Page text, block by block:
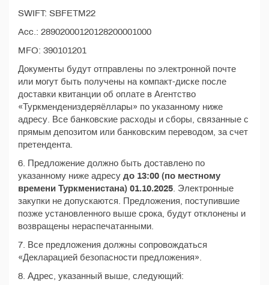
SWIFT: SBFETM22
Acc.: 28902000120128200001000
MFO: 390101201
Документы будут отправлены по электронной почте
или могут быть получены на компакт-диске после
доставки квитанции об оплате в Агентство
«Туркмендениздеряёллары» по указанному ниже
адресу. Все банковские расходы и сборы, связанные с
прямым депозитом или банковским переводом, за счет
претендента.
6. Предложение должно быть доставлено по
указанному ниже адресу до 13:00 (по местному
времени Туркменистана) 01.10.2025 . Электронные
закупки не допускаются. Предложения, поступившие
позже установленного выше срока, будут отклонены и
возвращены нераспечатанными.
7. Все предложения должны сопровождаться
«Декларацией безопасности предложения».
8. Адрес, указанный выше, следующий: